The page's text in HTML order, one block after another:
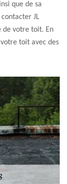
que de sa
JL
de votre toit. En
toit avec des